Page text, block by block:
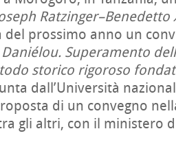
Ratzinger–Benedetto
del prossimo anno un
Daniélou. Superamento
storico rigoroso
dall’Università
di un convegno
gli altri, con il ministero